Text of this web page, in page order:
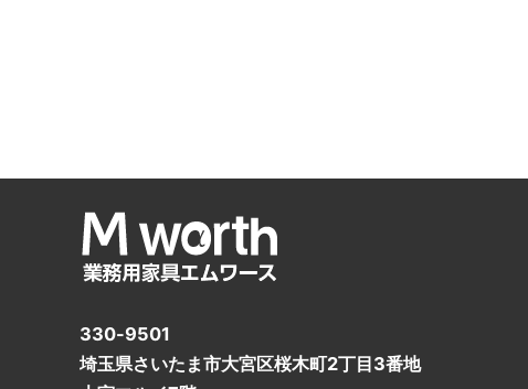
330-9501
埼玉県さいたま市大宮区桜木町2丁目3番地